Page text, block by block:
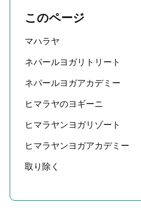
このページ
マハラヤ
ネパールヨガリトリート
ネパールヨガアカデミー
ヒマラヤのヨギーニ
ヒマラヤンヨガリゾート
ヒマラヤンヨガアカデミー
取り除く